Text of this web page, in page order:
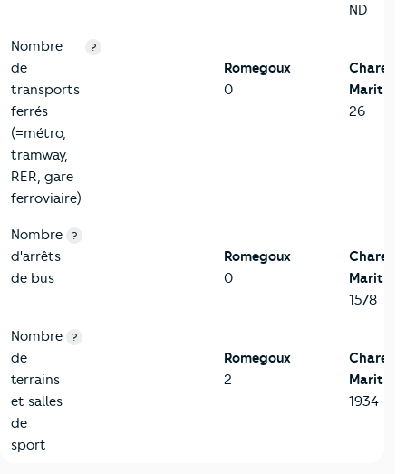
ND
Nombre
de
transports
ferrés
(=métro,
tramway,
RER, gare
ferroviaire)
?
Romegoux
0
Maritime
26
Nombre
d'arrêts
de bus
?
Romegoux
0
Maritime
1578
Nombre
de
terrains
et salles
de
sport
?
Romegoux
2
Maritime
1934